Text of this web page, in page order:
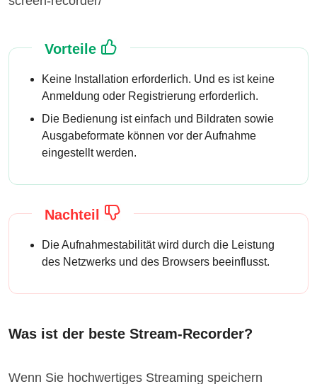
Vorteile
Keine Installation erforderlich. Und es ist keine
Anmeldung oder Registrierung erforderlich.
Die Bedienung ist einfach und Bildraten sowie
Ausgabeformate können vor der Aufnahme
eingestellt werden.
Nachteil
Die Aufnahmestabilität wird durch die Leistung
des Netzwerks und des Browsers beeinflusst.
Was ist der beste Stream-Recorder?
Wenn Sie hochwertiges Streaming speichern